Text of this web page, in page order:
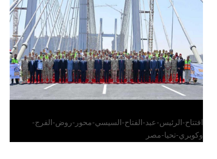
الرئيس عبد الفتاح السيسي يفتتح محور روض الفرج
وكوبري تحيا مصر
افتتاح-الرئيس-عبد-الفتاح-السيسي-محور-روض-الفرج-
وكوبري-تحيا-مصر